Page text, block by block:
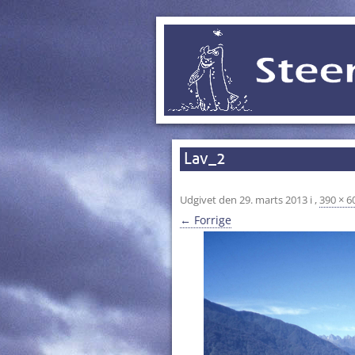
Lav_2
Udgivet den 29. marts 2013 i ,390 ×
← Forrige